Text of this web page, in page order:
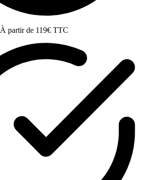
À partir de 119€ TTC